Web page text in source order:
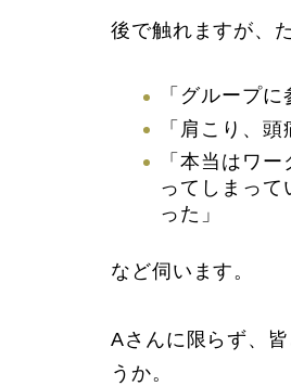
後で触れますが、
「グループ
「肩こり、
「本当はワ
ってしまっ
った」
など伺います。
Aさんに限らず、皆
うか。